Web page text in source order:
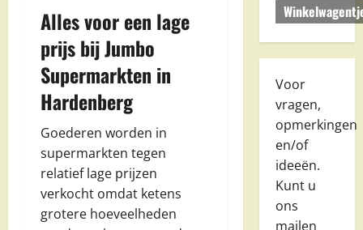
Alles voor een lage
prijs bij Jumbo
Supermarkten in
Hardenberg
Goederen worden in
supermarkten tegen
relatief lage prijzen
verkocht omdat ketens
grotere hoeveelheden
Voor
vragen,
opmerkingen
en/of
ideeën.
Kunt u
ons
mailen